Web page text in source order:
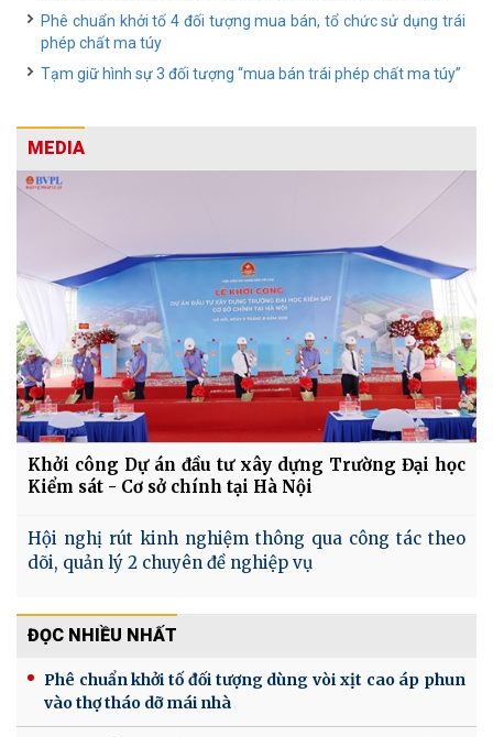
Phê chuẩn khởi tố 4 đối tượng mua bán, tổ chức sử dụng trái
phép chất ma túy
Tạm giữ hình sự 3 đối tượng “mua bán trái phép chất ma túy”
MEDIA
Khởi công Dự án đầu tư xây dựng Trường Đại học
Kiểm sát - Cơ sở chính tại Hà Nội
Hội nghị rút kinh nghiệm thông qua công tác theo
dõi, quản lý 2 chuyên đề nghiệp vụ
ĐỌC NHIỀU NHẤT
Phê chuẩn khởi tố đối tượng dùng vòi xịt cao áp phun
vào thợ tháo dỡ mái nhà